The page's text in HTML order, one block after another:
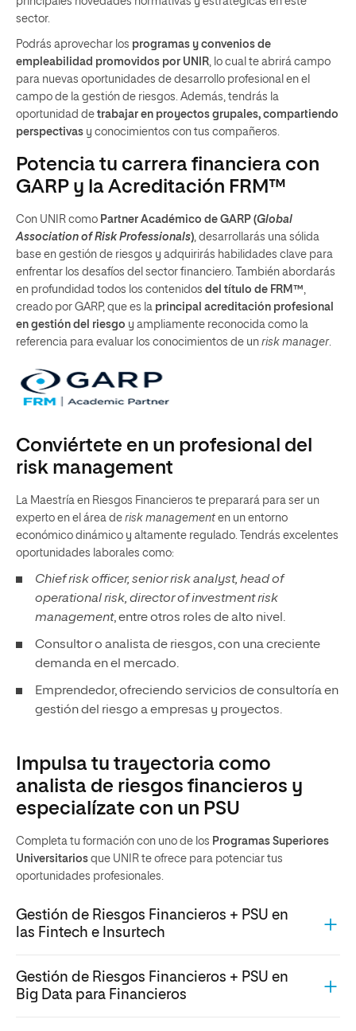
sector.
Podrás aprovechar los programas y convenios de
empleabilidad promovidos por UNIR, lo cual te abrirá campo
para nuevas oportunidades de desarrollo profesional en el
campo de la gestión de riesgos. Además, tendrás la
oportunidad de trabajar en proyectos grupales, compartiendo
perspectivas y conocimientos con tus compañeros.
Potencia tu carrera financiera con
GARP y la Acreditación FRM™
Con UNIR como Partner Académico de GARP (Global
Association of Risk Professionals), desarrollarás una sólida
base en gestión de riesgos y adquirirás habilidades clave para
enfrentar los desafíos del sector financiero. También abordarás
en profundidad todos los contenidos del título de FRM™,
creado por GARP, que es la principal acreditación profesional
en gestión del riesgo y ampliamente reconocida como la
referencia para evaluar los conocimientos de un risk manager.
Conviértete en un profesional del
risk management
La Maestría en Riesgos Financieros te preparará para ser un
experto en el área de risk management en un entorno
económico dinámico y altamente regulado. Tendrás excelentes
oportunidades laborales como:
Chief risk officer, senior risk analyst, head of
operational risk, director of investment risk
management, entre otros roles de alto nivel.
Consultor o analista de riesgos, con una creciente
demanda en el mercado.
Emprendedor, ofreciendo servicios de consultoría en
gestión del riesgo a empresas y proyectos.
Impulsa tu trayectoria como
analista de riesgos financieros y
especialízate con un PSU
Completa tu formación con uno de los Programas Superiores
Universitarios que UNIR te ofrece para potenciar tus
oportunidades profesionales.
Gestión de Riesgos Financieros + PSU en
las Fintech e Insurtech
Gestión de Riesgos Financieros + PSU en
Big Data para Financieros